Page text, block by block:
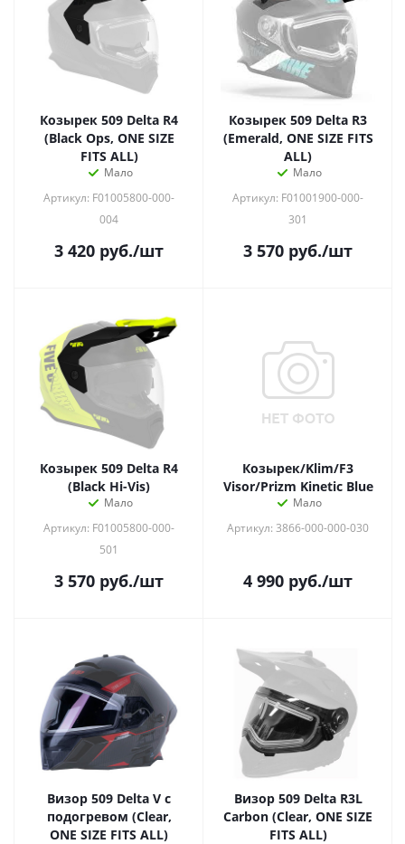
Козырек 509 Delta R4
(Black Ops, ONE SIZE
FITS ALL)
Мало
Артикул: F01005800-000-
004
3 420 руб./шт
Козырек 509 Delta R3
(Emerald, ONE SIZE FITS
ALL)
Мало
Артикул: F01001900-000-
301
3 570 руб./шт
Козырек 509 Delta R4
(Black Hi-Vis)
Мало
Артикул: F01005800-000-
501
3 570 руб./шт
Козырек/Klim/F3
Visor/Prizm Kinetic Blue
Мало
Артикул: 3866-000-000-030
4 990 руб./шт
Визор 509 Delta V с
подогревом (Clear,
ONE SIZE FITS ALL)
Визор 509 Delta R3L
Carbon (Clear, ONE SIZE
FITS ALL)